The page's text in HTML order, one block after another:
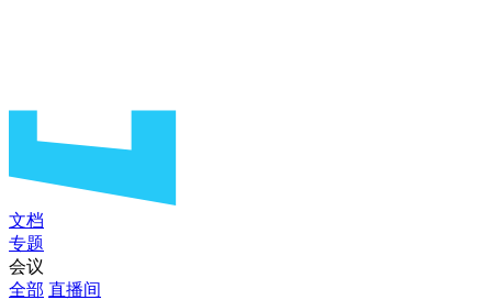
文档
专题
会议
全部 直播间